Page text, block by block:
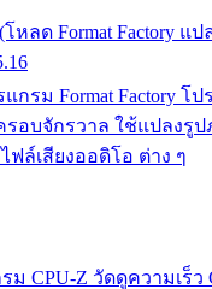
(โหลด Format Factory แ
กรม Format Factory โ
รอบจักรวาล ใช้แปลงรู
ฟล์เสียงออดิโอ ต่าง ๆ
ม CPU-Z วัดดูความเร็ว